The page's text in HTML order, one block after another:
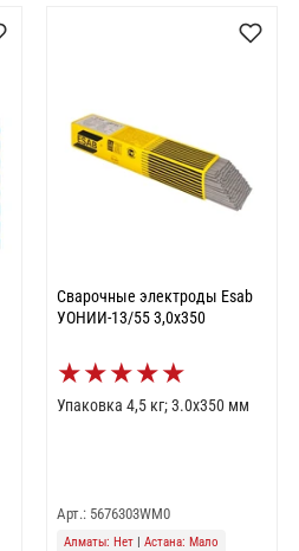
Сварочные электроды Esab
УОНИИ-13/55 3,0х350
★★★★★
Упаковка 4,5 кг; 3.0х350 мм
Арт.: 5676303WM0
Алматы: Нет| Астана: Мало